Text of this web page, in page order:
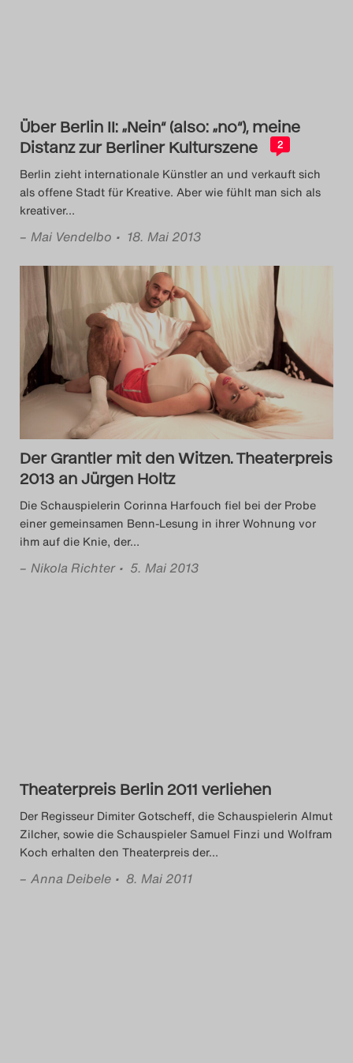
2015
Das Theatertreffen-Blog
2016
Das Theatertreffen-Blog
2017
Das Theatertreffen-Blog
2018
Das Theatertreffen-Blog
2018 Alumni
Das Theatertreffen-Blog
2019
Das Theatertreffen-Blog
Das Theatertreffen-Blog
2024
Das Theatertreffen-Blog
Über Berlin II: „Nein“ (also: „no“), meine
Distanz zur Berliner Kulturszene
2
Berlin zieht internationale Künstler an und verkauft sich
als offene Stadt für Kreative. Aber wie fühlt man sich als
kreativer…
– Mai Vendelbo • 18. Mai 2013
Der Grantler mit den Witzen. Theaterpreis
2013 an Jürgen Holtz
Die Schauspielerin Corinna Harfouch fiel bei der Probe
einer gemeinsamen Benn-Lesung in ihrer Wohnung vor
ihm auf die Knie, der…
– Nikola Richter • 5. Mai 2013
Theaterpreis Berlin 2011 verliehen
Der Regisseur Dimiter Gotscheff, die Schauspielerin Almut
Zilcher, sowie die Schauspieler Samuel Finzi und Wolfram
Koch erhalten den Theaterpreis der…
– Anna Deibele • 8. Mai 2011